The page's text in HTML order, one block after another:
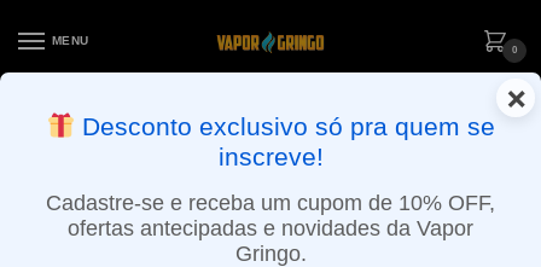
MENU
0
ENTREGA NO MESMO DIA EM SÃO PAULO (SEG A SEX): PEDIDOS
APROVADOS ATÉ 15:30 VIA MOTOBOY
×
Desconto exclusivo só pra quem se
inscreve!
Cadastre-se e receba um cupom de 10% OFF,
ofertas antecipadas e novidades da Vapor
Gringo.